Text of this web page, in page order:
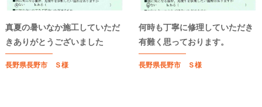
真夏の暑いなか施工していただ
きありがとうございました
長野県長野市 Ｓ様
何時も丁寧に修理していただき
有難く思っております。
長野県長野市 Ｓ様